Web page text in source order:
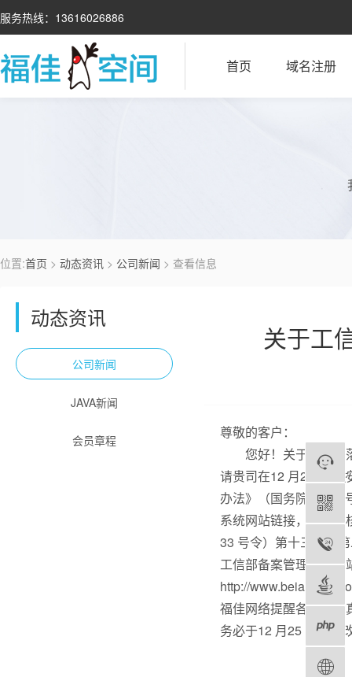
服务热线：13616026886
首页 域名注册
位置:首页 > 动态资讯 > 公司新闻 > 查看信息
动态资讯
公司新闻
JAVA新闻
会员章程
关于工
尊敬的客户：
您好！关于进一步落
请贵司在12 月25 日前
办法》（国务院第292
系统网站链接，供公
33 号令）第十三条、
工信部备案管理系统网
http://
福佳网络提醒各客户认
务必于12 月25 日前整